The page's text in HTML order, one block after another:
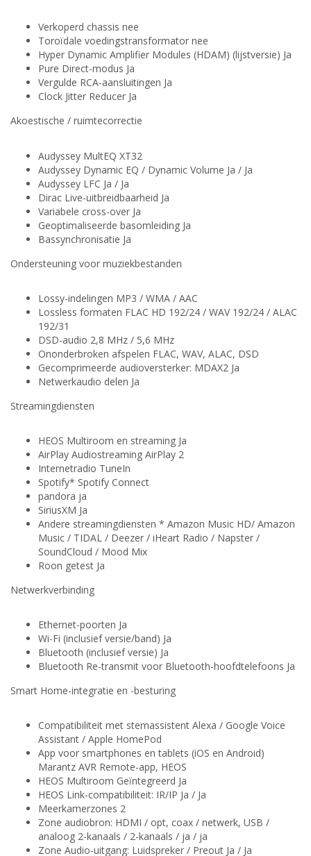
Verkoperd chassis nee
Toroïdale voedingstransformator nee
Hyper Dynamic Amplifier Modules (HDAM) (lijstversie) Ja
Pure Direct-modus Ja
Vergulde RCA-aansluitingen Ja
Clock Jitter Reducer Ja
Akoestische / ruimtecorrectie
Audyssey MultEQ XT32
Audyssey Dynamic EQ / Dynamic Volume Ja / Ja
Audyssey LFC Ja / Ja
Dirac Live-uitbreidbaarheid Ja
Variabele cross-over Ja
Geoptimaliseerde basomleiding Ja
Bassynchronisatie Ja
Ondersteuning voor muziekbestanden
Lossy-indelingen MP3 / WMA / AAC
Lossless formaten FLAC HD 192/24 / WAV 192/24 / ALAC
192/31
DSD-audio 2,8 MHz / 5,6 MHz
Ononderbroken afspelen FLAC, WAV, ALAC, DSD
Gecomprimeerde audioversterker: MDAX2 Ja
Netwerkaudio delen Ja
Streamingdiensten
HEOS Multiroom en streaming Ja
AirPlay Audiostreaming AirPlay 2
Internetradio TuneIn
Spotify* Spotify Connect
pandora ja
SiriusXM Ja
Andere streamingdiensten * Amazon Music HD/ Amazon
Music / TIDAL / Deezer / iHeart Radio / Napster /
SoundCloud / Mood Mix
Roon getest Ja
Netwerkverbinding
Ethernet-poorten Ja
Wi-Fi (inclusief versie/band) Ja
Bluetooth (inclusief versie) Ja
Bluetooth Re-transmit voor Bluetooth-hoofdtelefoons Ja
Smart Home-integratie en -besturing
Compatibiliteit met stemassistent Alexa / Google Voice
Assistant / Apple HomePod
App voor smartphones en tablets (iOS en Android)
Marantz AVR Remote-app, HEOS
HEOS Multiroom Geïntegreerd Ja
HEOS Link-compatibiliteit: IR/IP Ja / Ja
Meerkamerzones 2
Zone audiobron: HDMI / opt, coax / netwerk, USB /
analoog 2-kanaals / 2-kanaals / ja / ja
Zone Audio-uitgang: Luidspreker / Preout Ja / Ja